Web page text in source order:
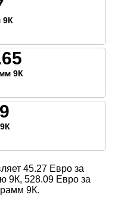
9К
9К
45.27 Евро за
9К, 528.09 Евро за
9К.